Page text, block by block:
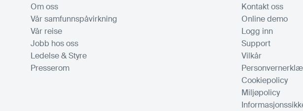
Om oss
Vår samfunnspåvirkning
Vår reise
Jobb hos oss
Ledelse & Styre
Presserom
Kontakt oss
Online demo
Logg inn
Support
Vilkår
Cookiepolicy
Miljøpolicy